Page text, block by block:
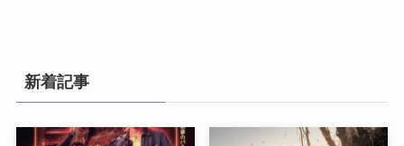
新着記事